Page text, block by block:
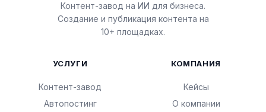
Контент-завод на ИИ для бизнеса.
Создание и публикация контента на
10+ площадках.
УСЛУГИ
Контент-завод
Автопостинг
КОМПАНИЯ
Кейсы
О компании